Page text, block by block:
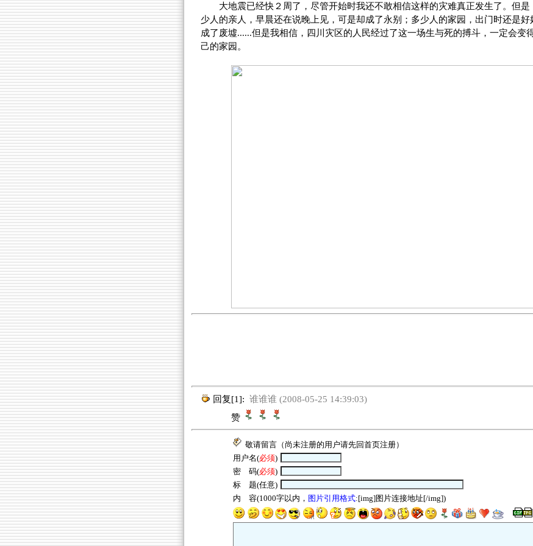
大地震已经快２周了，尽管开始时我还不敢相信这样的灾难真正发生了。但
少人的亲人，早晨还在说晚上见，可是却成了永别；多少人的家园，出门时还是好
成了废墟......但是我相信，四川灾区的人民经过了这一场生与死的搏斗，一定会变
己的家园。
回复[1]: 谁谁谁 (2008-05-25 14:39:03)
赞
敬请留言（尚未注册的用户请先回首页注册）
用户名(必须)
密 码(必须)
标 题(任意)
内 容(1000字以内， 图片引用格式:[img]图片连接地址[/img])